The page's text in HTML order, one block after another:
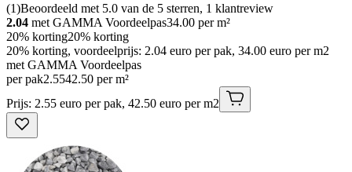
(1)Beoordeeld met 5.0 van de 5 sterren, 1 klantreview
2.04 met GAMMA Voordeelpas34.00 per m²
20% korting20% korting
20% korting, voordeelprijs: 2.04 euro per pak, 34.00 euro per m2
met GAMMA Voordeelpas
per pak2.5542.50 per m²
Prijs: 2.55 euro per pak, 42.50 euro per m2